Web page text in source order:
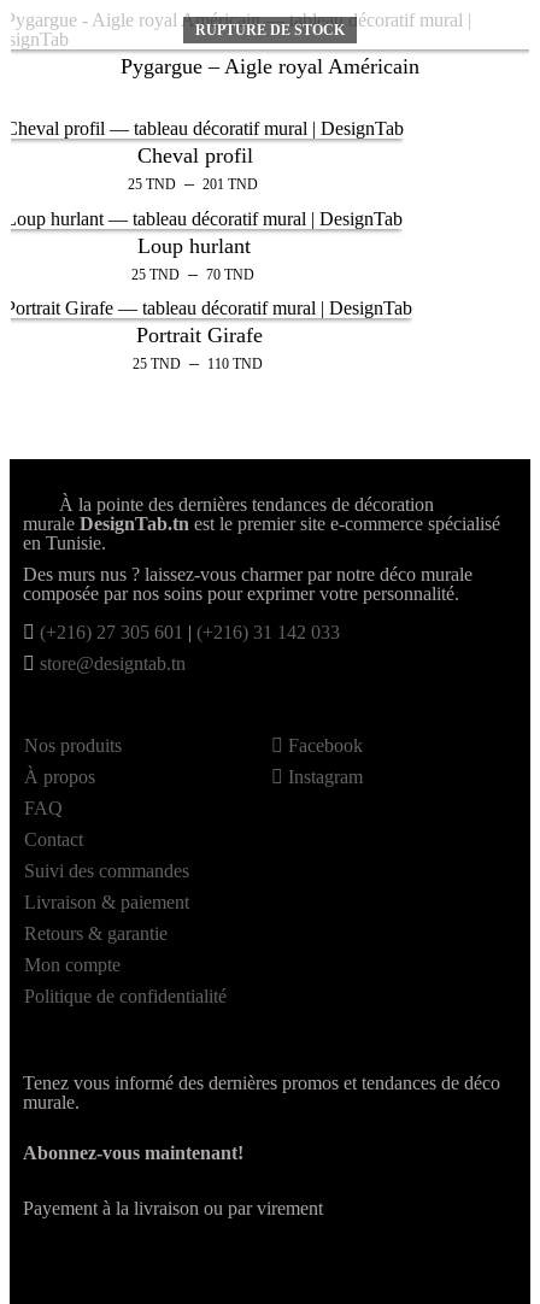
RUPTURE DE STOCK
Pygargue – Aigle royal Américain
Cheval profil
25 TND – 201 TND
Loup hurlant
25 TND – 70 TND
Portrait Girafe
25 TND – 110 TND
À la pointe des dernières tendances de décoration
murale DesignTab.tn est le premier site e-commerce spécialisé
en Tunisie.
Des murs nus ? laissez-vous charmer par notre déco murale
composée par nos soins pour exprimer votre personnalité.
(+216) 27 305 601 | (+216) 31 142 033
store@designtab.tn
Nos produits
À propos
FAQ
Contact
Suivi des commandes
Livraison & paiement
Retours & garantie
Mon compte
Politique de confidentialité
Facebook
Instagram
Tenez vous informé des dernières promos et tendances de déco
murale.
Abonnez-vous maintenant!
Payement à la livraison ou par virement